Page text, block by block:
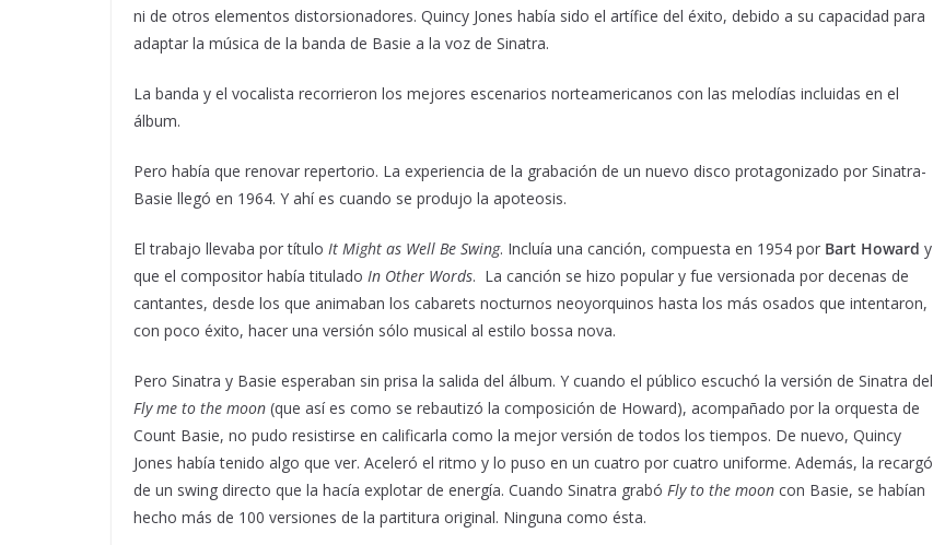
ni de otros elementos distorsionadores. Quincy Jones había sido el artífice del éxito, debido a su capacidad para
adaptar la música de la banda de Basie a la voz de Sinatra.
La banda y el vocalista recorrieron los mejores escenarios norteamericanos con las melodías incluidas en el
álbum.
Pero había que renovar repertorio. La experiencia de la grabación de un nuevo disco protagonizado por Sinatra-
Basie llegó en 1964. Y ahí es cuando se produjo la apoteosis.
El trabajo llevaba por título It Might as Well Be Swing. Incluía una canción, compuesta en 1954 por Bart Howard y
que el compositor había titulado In Other Words. La canción se hizo popular y fue versionada por decenas de
cantantes, desde los que animaban los cabarets nocturnos neoyorquinos hasta los más osados que intentaron,
con poco éxito, hacer una versión sólo musical al estilo bossa nova.
Pero Sinatra y Basie esperaban sin prisa la salida del álbum. Y cuando el público escuchó la versión de Sinatra del
Fly me to the moon (que así es como se rebautizó la composición de Howard), acompañado por la orquesta de
Count Basie, no pudo resistirse en calificarla como la mejor versión de todos los tiempos. De nuevo, Quincy
Jones había tenido algo que ver. Aceleró el ritmo y lo puso en un cuatro por cuatro uniforme. Además, la recargó
de un swing directo que la hacía explotar de energía. Cuando Sinatra grabó Fly to the moon con Basie, se habían
hecho más de 100 versiones de la partitura original. Ninguna como ésta.